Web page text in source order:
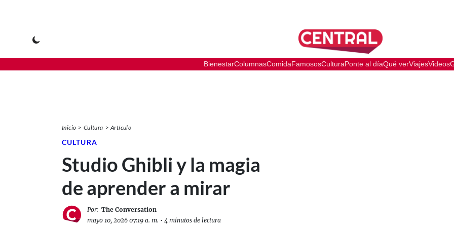
BienestarColumnasComidaFamososCulturaPonte al díaQué verViajesVideos
Inicio Cultura Artículo
CULTURA
Studio Ghibli y la magia
de aprender a mirar
Por: The Conversation
mayo 10, 2026 07:19 a. m. • 4 minutos de lectura